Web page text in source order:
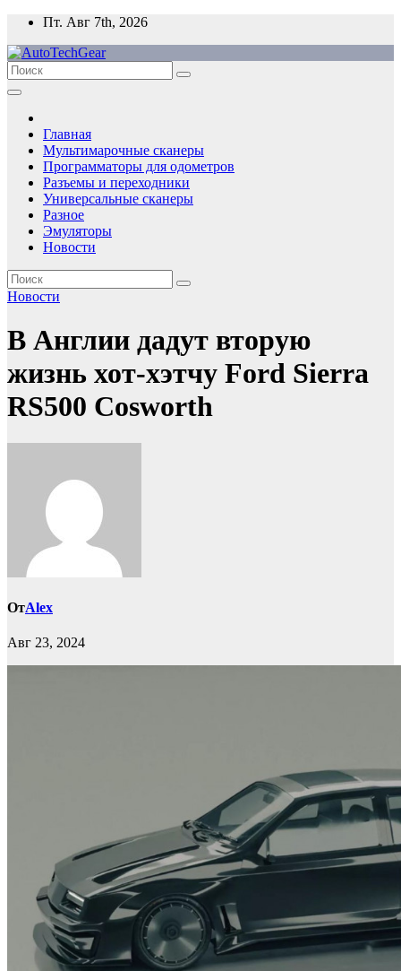
Перейти
содержимому
Пт. Авг 7th, 2026
Главная
Мультимарочные сканеры
Программаторы для одометров
Разъемы и переходники
Универсальные сканеры
Разное
Эмуляторы
Новости
Новости
В Англии дадут вторую
жизнь хот-хэтчу Ford Sierra
RS500 Cosworth
ОтAlex
Авг 23, 2024